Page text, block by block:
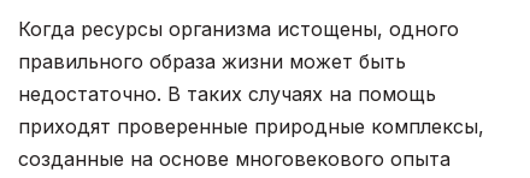
Когда ресурсы организма истощены, одного
правильного образа жизни может быть
недостаточно. В таких случаях на помощь
приходят проверенные природные комплексы,
созданные на основе многовекового опыта